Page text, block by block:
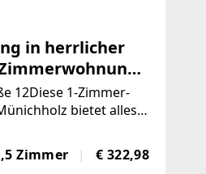
in herrlicher
separatem
12Diese 1-Zimmer-
bietet alles,
oder Pendler: Das
Zimmer € 322,98